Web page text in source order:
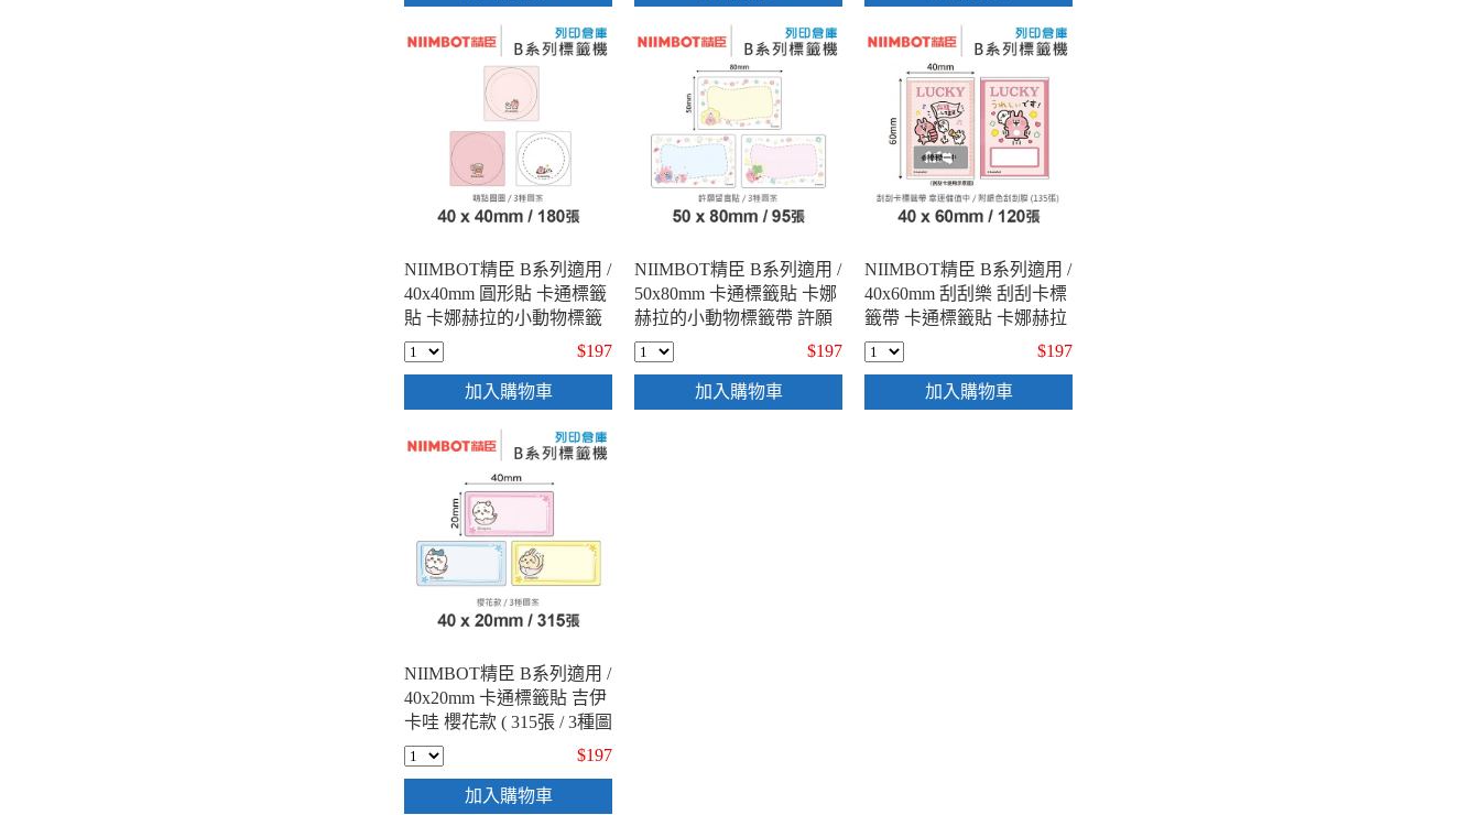
NIIMBOT精臣 B系列適用 /
40x40mm 圓形貼 卡通標籤
貼 卡娜赫拉的小動物標籤
帶 萌點圈圈 ( 180張 / 3種圖
案 )
$197
加入購物車
NIIMBOT精臣 B系列適用 /
50x80mm 卡通標籤貼 卡娜
赫拉的小動物標籤帶 許願
留言貼 ( 95張 / 3種圖案 )$197
加入購物車
NIIMBOT精臣 B系列適用 /
40x60mm 刮刮樂 刮刮卡標
籤帶 卡通標籤貼 卡娜赫拉
的小動物標籤帶 幸運儲值
中 ( 120張 / 附銀色刮刮膜
13x30mm-135張 )
$197
加入購物車
NIIMBOT精臣 B系列適用 /
40x20mm 卡通標籤貼 吉伊
卡哇 櫻花款 ( 315張 / 3種圖
案 )
$197
加入購物車